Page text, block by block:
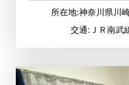
所在地:神奈川県川
交通:ＪＲ南武